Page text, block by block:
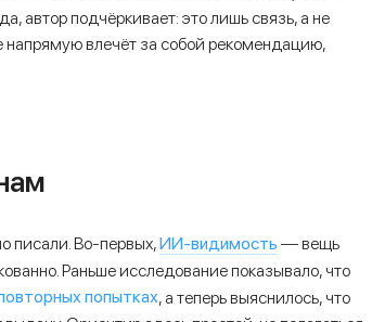
автор подчёркивает: это лишь связь, а не
напрямую влечёт за собой рекомендацию,
писали. Во-первых,ИИ-видимость — вещь
Раньше исследование показывало, что
попытках, а теперь выяснилось, что